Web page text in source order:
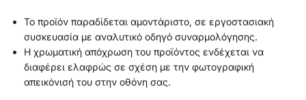
Το προϊόν παραδίδεται αμοντάριστο, σε εργοστασιακή
συσκευασία με αναλυτικό οδηγό συναρμολόγησης.
Η χρωματική απόχρωση του προϊόντος ενδέχεται να
διαφέρει ελαφρώς σε σχέση με την φωτογραφική
απεικόνισή του στην οθόνη σας.